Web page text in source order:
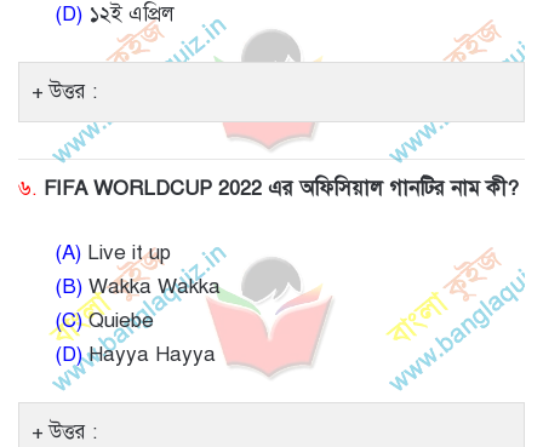
(D) ১২ই এপ্রিল
উত্তর :
৬. FIFA WORLDCUP 2022 এর অফিসিয়াল গানটির নাম কী?
(A) Live it up
(B) Wakka Wakka
(C)Quiebe
(D)Hayya Hayya
উত্তর :